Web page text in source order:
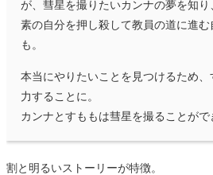
が、彗星を撮りたいカンナの夢を知り
素の自分を押し殺して教員の道に進
も。
本当にやりたいことを見つけるため
力することに。
カンナとすももは彗星を撮ることがで
割と明るいストーリーが特徴。